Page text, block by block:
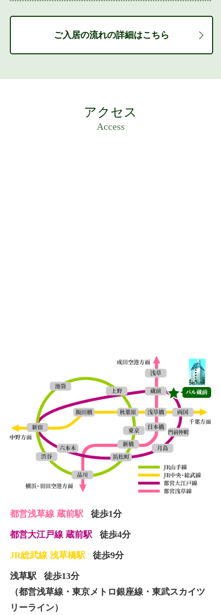
ご入居の流れの詳細はこちら
アクセス
Access
都営浅草線 蔵前駅 徒歩1分
都営大江戸線 蔵前駅 徒歩4分
JR総武線 浅草橋駅 徒歩9分
浅草駅
徒歩13分
（都営浅草線・東京メトロ銀座線・東武スカイツ
リーライン）